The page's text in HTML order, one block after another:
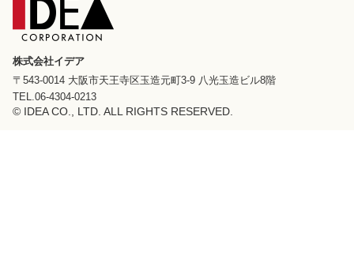
株式会社イデア
〒543-0014 大阪市天王寺区玉造元町3-9 八光玉造ビル8階
TEL.06-4304-0213
© IDEA CO., LTD. ALL RIGHTS RESERVED.